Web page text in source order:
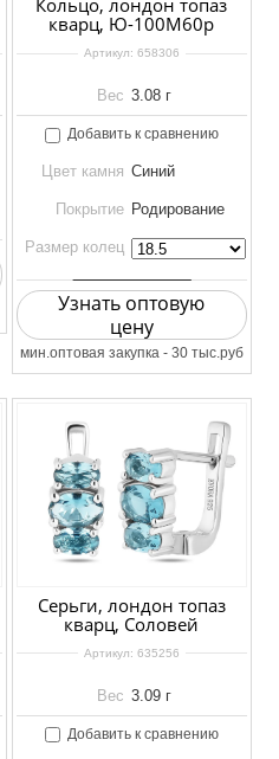
Кольцо, лондон топаз
кварц, Ю-100М60р
Артикул: 658306
Вес 3.08 г
Добавить к сравнению
Цвет камня Синий
Покрытие Родирование
Размер колец
Узнать оптовую
цену
мин.оптовая закупка - 30 тыс.руб
Серьги, лондон топаз
кварц, Соловей
Артикул: 635256
Вес 3.09 г
Добавить к сравнению